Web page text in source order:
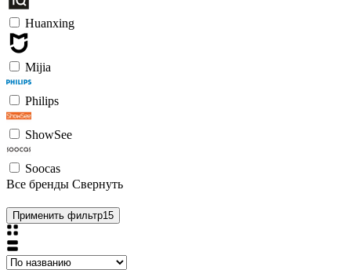
Huanxing
Mijia
Philips
ShowSee
Soocas
Все бренды Свернуть
Применить фильтр15